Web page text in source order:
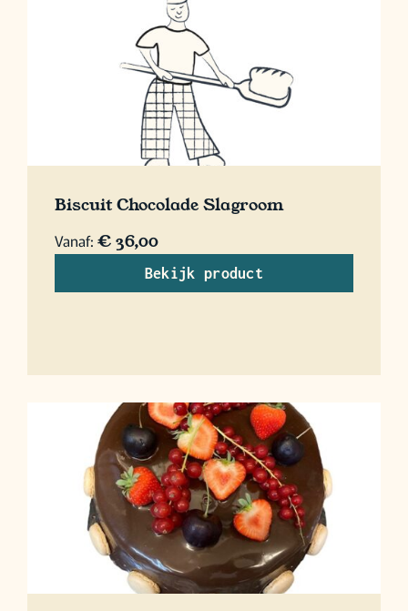
Biscuit Chocolade Slagroom
Vanaf: €36,00
Bekijk product